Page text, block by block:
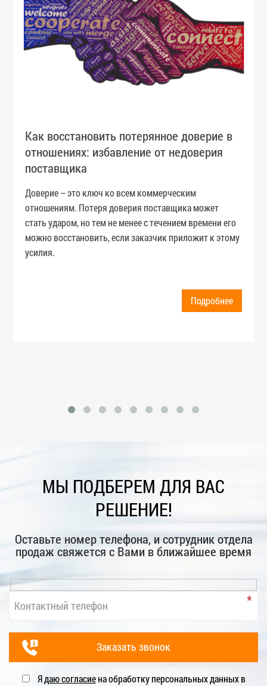
Как восстановить потерянное доверие в
отношениях: избавление от недоверия
поставщика
Доверие – это ключ ко всем коммерческим
отношениям. Потеря доверия поставщика может
стать ударом, но тем не менее с течением времени его
можно восстановить, если заказчик приложит к этому
усилия.
Подробнее
МЫ ПОДБЕРЕМ ДЛЯ ВАС
РЕШЕНИЕ!
Оставьте номер телефона, и сотрудник отдела
продаж свяжется с Вами в ближайшее время
Ядаю согласиена обработку персональных данных в